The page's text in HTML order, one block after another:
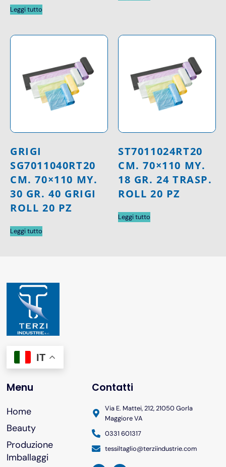
Leggi tutto
GRIGI
SG7011040RT20
CM. 70×110 MY.
30 GR. 40 GRIGI
ROLL 20 PZ
Leggi tutto
ST7011024RT20
CM. 70×110 MY.
18 GR. 24 TRASP.
ROLL 20 PZ
Leggi tutto
IT
Menu
Home
Beauty
Produzione
Imballaggi
Contatti
Via E. Mattei, 212, 21050 Gorla
Maggiore VA
0331 601317
tessiltaglio@terziindustrie.com